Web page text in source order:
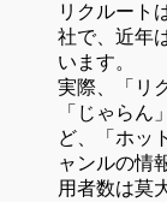
リクルート
社で、近年
います。
実際、「リ
「じゃらん
ど、「ホッ
ャンルの情
用者数は莫